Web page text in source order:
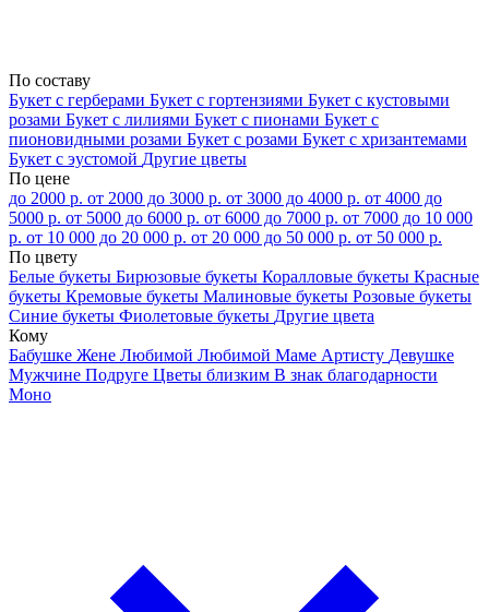
По составу
Букет с герберами Букет с гортензиями Букет с кустовыми
розами Букет с лилиями Букет с пионами Букет с
пионовидными розами Букет с розами Букет с хризантемами
Букет с эустомой Другие цветы
По цене
до 2000 р. от 2000 до 3000 р. от 3000 до 4000 р. от 4000 до
5000 р. от 5000 до 6000 р. от 6000 до 7000 р. от 7000 до 10 000
р. от 10 000 до 20 000 р. от 20 000 до 50 000 р. от 50 000 р.
По цвету
Белые букеты Бирюзовые букеты Коралловые букеты Красные
букеты Кремовые букеты Малиновые букеты Розовые букеты
Синие букеты Фиолетовые букеты Другие цвета
Кому
Бабушке Жене Любимой Любимой Маме Артисту Девушке
Мужчине Подруге Цветы близким В знак благодарности
Моно